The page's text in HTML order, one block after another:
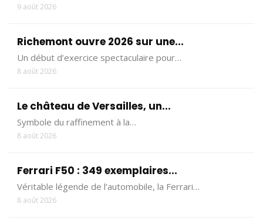
9 août 2026
Richemont ouvre 2026 sur une...
Un début d’exercice spectaculaire pour…
8 août 2026
Le château de Versailles, un...
Symbole du raffinement à la…
8 août 2026
Ferrari F50 : 349 exemplaires...
Véritable légende de l’automobile, la Ferrari…
8 août 2026